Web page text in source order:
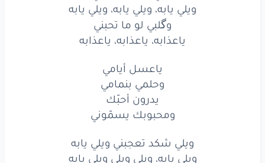
ويلي يابه، ويلي يابه، ويلي يابه
وگلبي لو ما تحبني
ياعذابه، ياعذابه، ياعذابه
ياعسل أيامي
وحلمي بنمامي
يدرون أحبّك
ومحبوبك يسمّوني
ويلي شكد تعجبني ويلي يابه
ويلي يابه، ويلي ويلي ويلي يابه